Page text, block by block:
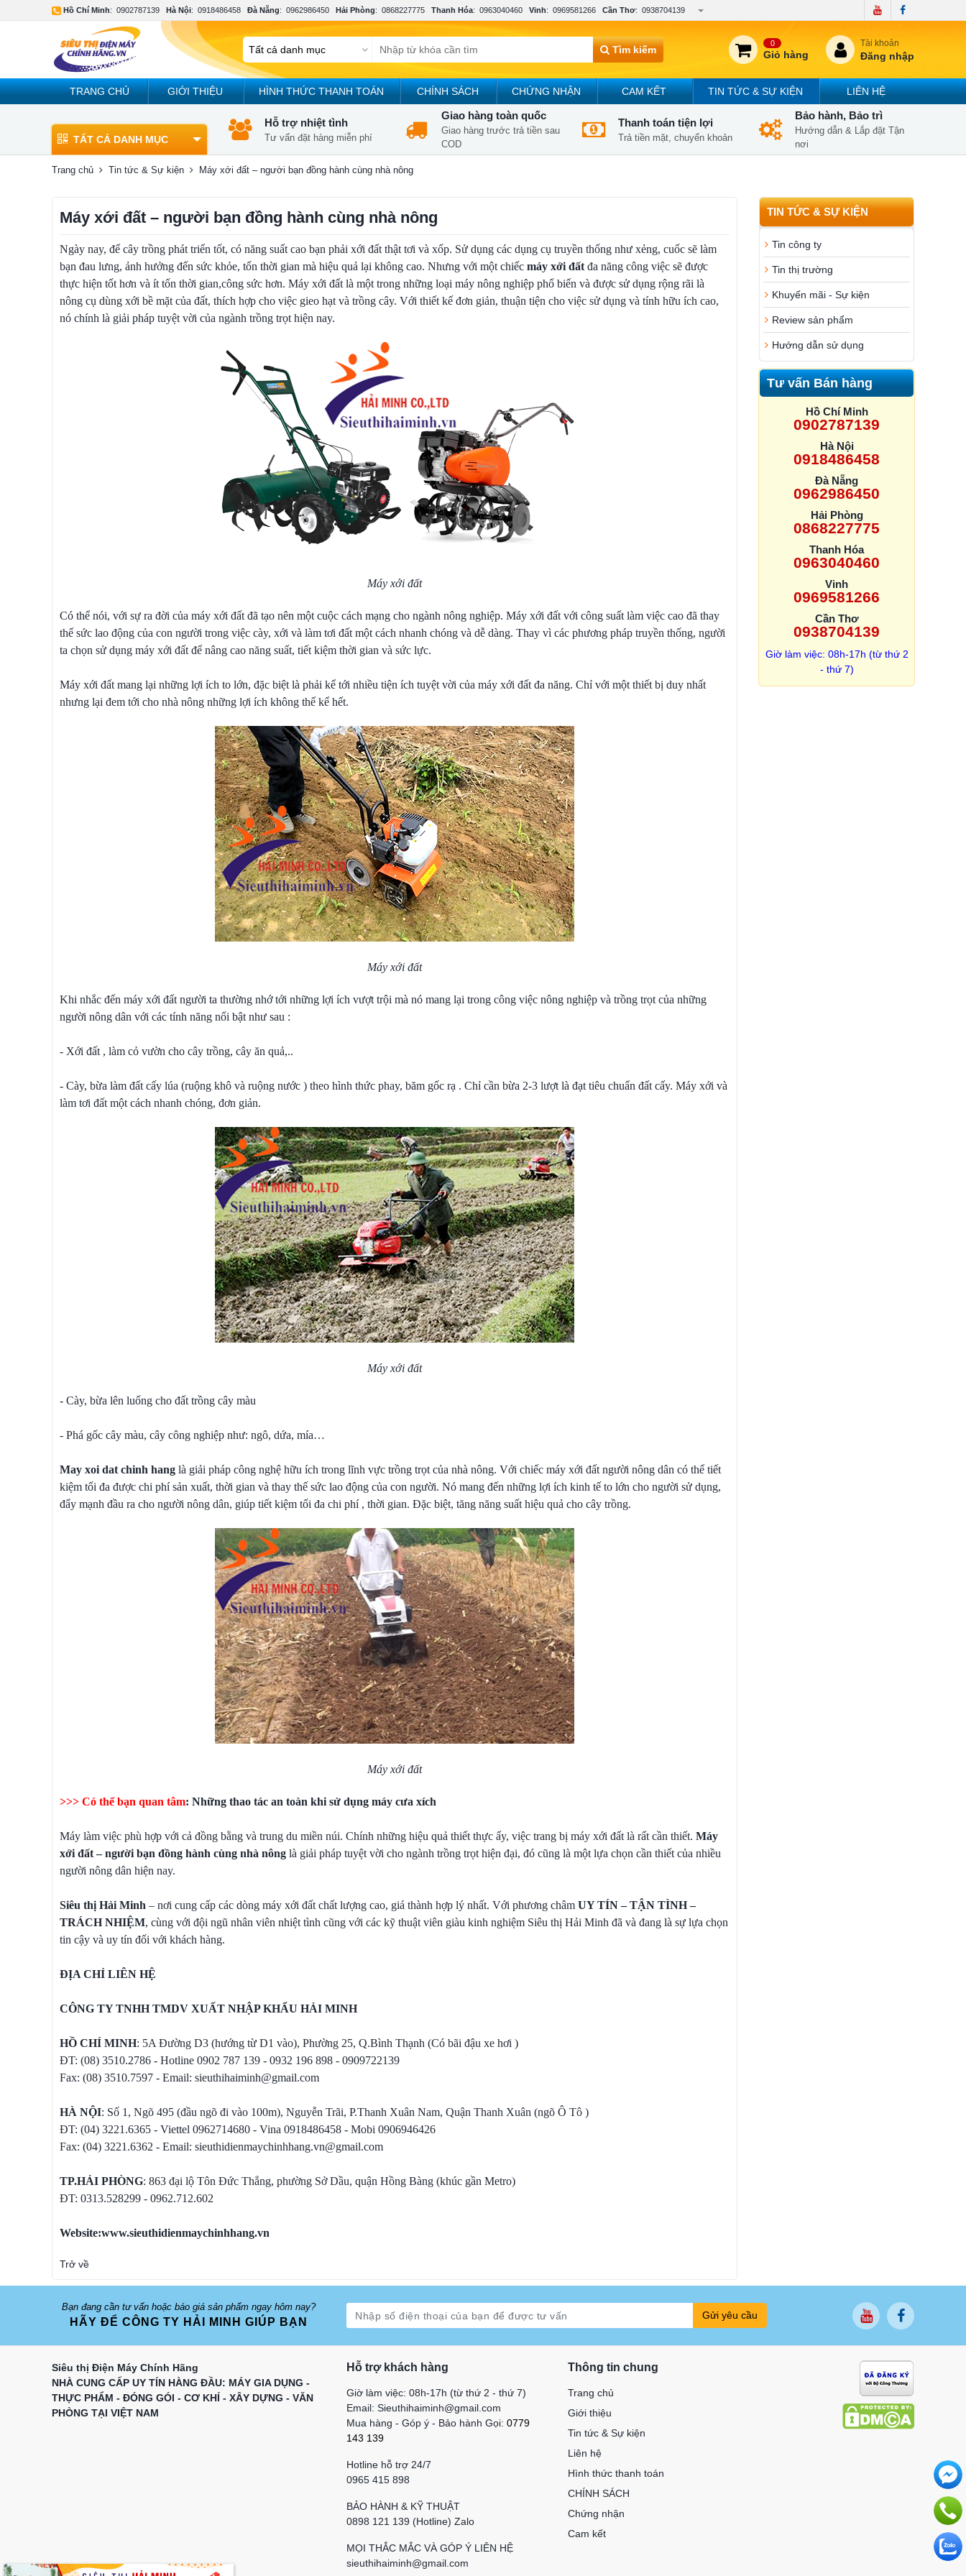
Hồ Chí Minh: 0902787139 Hà Nội: 0918486458 Đà Nẵng: 0962986450 Hải Phòng: 0868227775 Thanh Hóa: 0963040460 Vinh: 0969581266 Cần Thơ: 0938704139
Tìm kiếm
0
Giỏ hàng
Tài khoản
Đăng nhập
TRANG CHỦ GIỚI THIỆU HÌNH THỨC THANH TOÁN CHÍNH SÁCH CHỨNG NHẬN CAM KẾT TIN TỨC & SỰ KIỆN LIÊN HỆ
TẤT CẢ DANH MỤC
Hỗ trợ nhiệt tình
Tư vấn đặt hàng miễn phí
Giao hàng toàn quốc
Giao hàng trước trả tiền sau
COD
Thanh toán tiện lợi
Trả tiền mặt, chuyển khoản
Bảo hành, Bảo trì
Hướng dẫn & Lắp đặt Tận
nơi
Trang chủ Tin tức & Sự kiện Máy xới đất – người bạn đồng hành cùng nhà nông
TIN TỨC & SỰ KIỆN
Tin công ty
Tin thị trường
Khuyến mãi - Sự kiện
Review sản phẩm
Hướng dẫn sử dụng
Tư vấn Bán hàng
Hồ Chí Minh
0902787139
Hà Nội
0918486458
Đà Nẵng
0962986450
Hải Phòng
0868227775
Thanh Hóa
0963040460
Vinh
0969581266
Cần Thơ
0938704139
Giờ làm việc: 08h-17h (từ thứ 2
- thứ 7)
Máy xới đất – người bạn đồng hành cùng nhà nông
Ngày nay, để cây trồng phát triển tốt, có năng suất cao bạn phải xới đất thật tơi và xốp. Sử dụng các dụng cụ truyền thống như xẻng, cuốc sẽ làm
bạn đau lưng, ảnh hưởng đến sức khỏe, tốn thời gian mà hiệu quả lại không cao. Nhưng với một chiếc máy xới đất đa năng công việc sẽ được
thực hiện tốt hơn và ít tốn thời gian,công sức hơn. Máy xới đất là một trong những loại máy nông nghiệp phổ biến và được sử dụng rộng rãi là
nông cụ dùng xới bề mặt của đất, thích hợp cho việc gieo hạt và trồng cây. Với thiết kế đơn giản, thuận tiện cho việc sử dụng và tính hữu ích cao,
nó chính là giải pháp tuyệt vời của ngành trồng trọt hiện nay.
Máy xới đất
Có thể nói, với sự ra đời của máy xới đất đã tạo nên một cuộc cách mạng cho ngành nông nghiệp. Máy xới đất với công suất làm việc cao đã thay
thế sức lao động của con người trong việc cày, xới và làm tơi đất một cách nhanh chóng và dễ dàng. Thay vì các phương pháp truyền thống, người
ta chọn sử dụng máy xới đất để nâng cao năng suất, tiết kiệm thời gian và sức lực.
Máy xới đất mang lại những lợi ích to lớn, đặc biệt là phải kể tới nhiều tiện ích tuyệt vời của máy xới đất đa năng. Chỉ với một thiết bị duy nhất
nhưng lại đem tới cho nhà nông những lợi ích không thể kể hết.
Máy xới đất
Khi nhắc đến máy xới đất người ta thường nhớ tới những lợi ích vượt trội mà nó mang lại trong công việc nông nghiệp và trồng trọt của những
người nông dân với các tính năng nổi bật như sau :
- Xới đất , làm cỏ vườn cho cây trồng, cây ăn quả,..
- Cày, bừa làm đất cấy lúa (ruộng khô và ruộng nước ) theo hình thức phay, băm gốc rạ . Chỉ cần bừa 2-3 lượt là đạt tiêu chuẩn đất cấy. Máy xới và
làm tơi đất một cách nhanh chóng, đơn giản.
Máy xới đất
- Cày, bừa lên luống cho đất trồng cây màu
- Phá gốc cây màu, cây công nghiệp như: ngô, dứa, mía…
May xoi dat chinh hang là giải pháp công nghệ hữu ích trong lĩnh vực trồng trọt của nhà nông. Với chiếc máy xới đất người nông dân có thể tiết
kiệm tối đa được chi phí sản xuất, thời gian và thay thế sức lao động của con người. Nó mang đến những lợi ích kinh tế to lớn cho người sử dụng,
đẩy mạnh đầu ra cho người nông dân, giúp tiết kiệm tối đa chi phí , thời gian. Đặc biệt, tăng năng suất hiệu quả cho cây trồng.
Máy xới đất
>>> Có thể bạn quan tâm: Những thao tác an toàn khi sử dụng máy cưa xích
Máy làm việc phù hợp với cả đồng bằng và trung du miền núi. Chính những hiệu quả thiết thực ấy, việc trang bị máy xới đất là rất cần thiết. Máy
xới đất – người bạn đồng hành cùng nhà nông là giải pháp tuyệt vời cho ngành trồng trọt hiện đại, đó cũng là một lựa chọn cần thiết của nhiều
người nông dân hiện nay.
Siêu thị Hải Minh – nơi cung cấp các dòng máy xới đất chất lượng cao, giá thành hợp lý nhất. Với phương châm UY TÍN – TẬN TÌNH –
TRÁCH NHIỆM, cùng với đội ngũ nhân viên nhiệt tình cũng với các kỹ thuật viên giàu kinh nghiệm Siêu thị Hải Minh đã và đang là sự lựa chọn
tin cậy và uy tín đối với khách hàng.
ĐỊA CHỈ LIÊN HỆ
CÔNG TY TNHH TMDV XUẤT NHẬP KHẨU HẢI MINH
HỒ CHÍ MINH: 5A Đường D3 (hướng từ D1 vào), Phường 25, Q.Bình Thạnh (Có bãi đậu xe hơi )
ĐT: (08) 3510.2786 - Hotline 0902 787 139 - 0932 196 898 - 0909722139
Fax: (08) 3510.7597 - Email: sieuthihaiminh@gmail.com
HÀ NỘI: Số 1, Ngõ 495 (đầu ngõ đi vào 100m), Nguyễn Trãi, P.Thanh Xuân Nam, Quận Thanh Xuân (ngõ Ô Tô )
ĐT: (04) 3221.6365 - Viettel 0962714680 - Vina 0918486458 - Mobi 0906946426
Fax: (04) 3221.6362 - Email: sieuthidienmaychinhhang.vn@gmail.com
TP.HẢI PHÒNG: 863 đại lộ Tôn Đức Thắng, phường Sở Dầu, quận Hồng Bàng (khúc gần Metro)
ĐT: 0313.528299 - 0962.712.602
Website:www.sieuthidienmaychinhhang.vn
Trở về
Bạn đang cần tư vấn hoặc báo giá sản phẩm ngay hôm nay?
HÃY ĐỂ CÔNG TY HẢI MINH GIÚP BẠN
Gửi yêu cầu
Siêu thị Điện Máy Chính Hãng
NHÀ CUNG CẤP UY TÍN HÀNG ĐẦU: MÁY GIA DỤNG -
THỰC PHẨM - ĐÓNG GÓI - CƠ KHÍ - XÂY DỰNG - VĂN
PHÒNG TẠI VIỆT NAM
Hỗ trợ khách hàng
Giờ làm việc: 08h-17h (từ thứ 2 - thứ 7)
Email: Sieuthihaiminh@gmail.com
Mua hàng - Góp ý - Bảo hành Gọi: 0779
143 139
Hotline hỗ trợ 24/7
0965 415 898
BẢO HÀNH & KỸ THUẬT
0898 121 139 (Hotline) Zalo
MỌI THẮC MẮC VÀ GÓP Ý LIÊN HỆ
sieuthihaiminh@gmail.com
Thông tin chung
Trang chủ
Giới thiệu
Tin tức & Sự kiện
Liên hệ
Hình thức thanh toán
CHÍNH SÁCH
Chứng nhận
Cam kết